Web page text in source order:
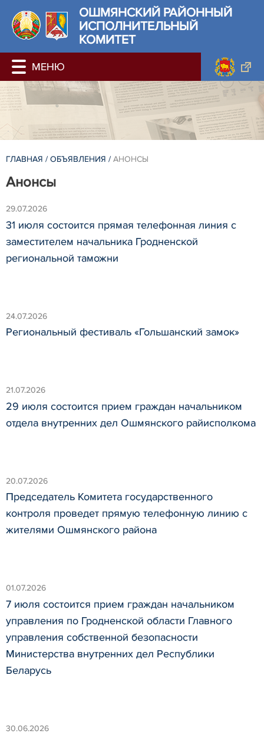
ОШМЯНСКИЙ РАЙОННЫЙ
ИСПОЛНИТЕЛЬНЫЙ
КОМИТЕТ
ГЛАВНАЯ / ОБЪЯВЛЕНИЯ / АНОНСЫ
Анонсы
29.07.2026
31 июля состоится прямая телефонная линия с
заместителем начальника Гродненской
региональной таможни
24.07.2026
Региональный фестиваль «Гольшанский замок»
21.07.2026
29 июля состоится прием граждан начальником
отдела внутренних дел Ошмянского райисполкома
20.07.2026
Председатель Комитета государственного
контроля проведет прямую телефонную линию с
жителями Ошмянского района
01.07.2026
7 июля состоится прием граждан начальником
управления по Гродненской области Главного
управления собственной безопасности
Министерства внутренних дел Республики
Беларусь
30.06.2026